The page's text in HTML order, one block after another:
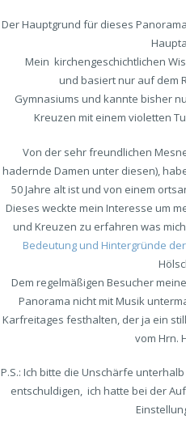
Der Hauptgrund für dieses
Mein kirchengeschichtlichen
und basiert nur auf dem
Gymnasiums und kannte bisher
Kreuzen mit einem violetten
Von der sehr freundlichen
hadernde Damen unter diesen),
50 Jahre alt ist und von einem
Dieses weckte mein Interesse um
und Kreuzen zu erfahren was
Bedeutung und Hintergründe
Dem regelmäßigen Besucher
Panorama nicht mit Musik
Karfreitages festhalten, der ja ein
vom Hrn.
P.S.: Ich bitte die Unschärfe
entschuldigen, ich hatte bei der